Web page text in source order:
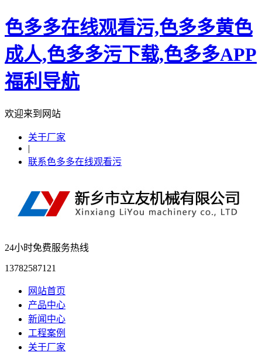
色多多在线观看污,色多多黄色
成人,色多多污下载,色多多APP
福利导航
欢迎来到网站
关于厂家
|
联系色多多在线观看污
24小时免费服务热线
13782587121
网站首页
产品中心
新闻中心
工程案例
关于厂家